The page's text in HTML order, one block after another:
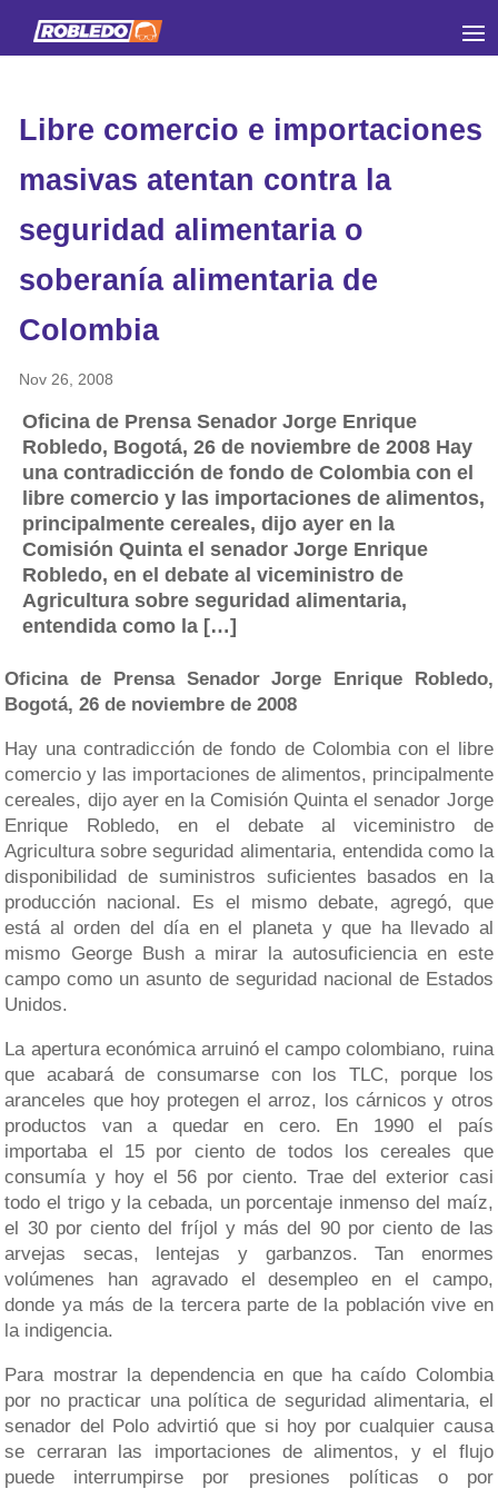
Libre comercio e importaciones
masivas atentan contra la
seguridad alimentaria o
soberanía alimentaria de
Colombia
Nov 26, 2008
Oficina de Prensa Senador Jorge Enrique
Robledo, Bogotá, 26 de noviembre de 2008 Hay
una contradicción de fondo de Colombia con el
libre comercio y las importaciones de alimentos,
principalmente cereales, dijo ayer en la
Comisión Quinta el senador Jorge Enrique
Robledo, en el debate al viceministro de
Agricultura sobre seguridad alimentaria,
entendida como la […]
Oficina de Prensa Senador Jorge Enrique Robledo,
Bogotá, 26 de noviembre de 2008
Hay una contradicción de fondo de Colombia con el libre
comercio y las importaciones de alimentos, principalmente
cereales, dijo ayer en la Comisión Quinta el senador Jorge
Enrique Robledo, en el debate al viceministro de
Agricultura sobre seguridad alimentaria, entendida como la
disponibilidad de suministros suficientes basados en la
producción nacional. Es el mismo debate, agregó, que
está al orden del día en el planeta y que ha llevado al
mismo George Bush a mirar la autosuficiencia en este
campo como un asunto de seguridad nacional de Estados
Unidos.
La apertura económica arruinó el campo colombiano, ruina
que acabará de consumarse con los TLC, porque los
aranceles que hoy protegen el arroz, los cárnicos y otros
productos van a quedar en cero. En 1990 el país
importaba el 15 por ciento de todos los cereales que
consumía y hoy el 56 por ciento. Trae del exterior casi
todo el trigo y la cebada, un porcentaje inmenso del maíz,
el 30 por ciento del fríjol y más del 90 por ciento de las
arvejas secas, lentejas y garbanzos. Tan enormes
volúmenes han agravado el desempleo en el campo,
donde ya más de la tercera parte de la población vive en
la indigencia.
Para mostrar la dependencia en que ha caído Colombia
por no practicar una política de seguridad alimentaria, el
senador del Polo advirtió que si hoy por cualquier causa
se cerraran las importaciones de alimentos, y el flujo
puede interrumpirse por presiones políticas o por